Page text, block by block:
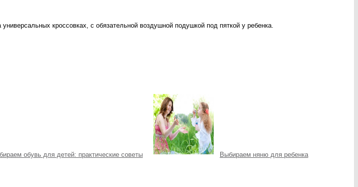
кроссовках, с обязательной воздушной подушкой под пяткой у ребенка.
обувь для детей: практические советы Выбираем няню для ребенка